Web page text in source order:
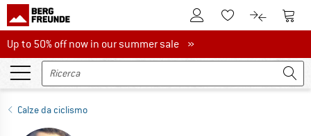
Al conto clienteAlla lista
Al Al
Up to 50% off now in our summer sale
Up to 50% off now in our summer sale »
Calze da ciclismo